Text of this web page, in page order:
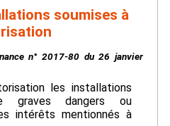
soumises à
n° 2017-80 du 26 janvier
les installations
graves dangers ou
intérêts mentionnés à